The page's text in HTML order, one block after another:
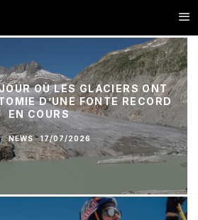
OÙ LES GLACIERS ONT
D’UNE FONTE RECORD
EN COURS
NEWS · 17/07/2026